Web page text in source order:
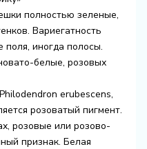
полностью зеленые,
Вариегатность
поля, иногда полосы.
белые, розовых
erubescens,
розоватый пигмент.
розовые или розово-
признак. Белая